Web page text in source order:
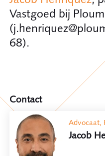
Vastgoed bij Ploum
68).
Contact
Advocaat,
Jacob